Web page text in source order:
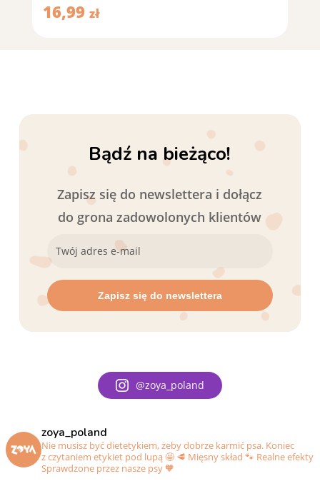
16,99 zł
Bądź na bieżąco!
Zapisz się do newslettera i dołącz
do grona zadowolonych klientów
@zoya_poland
zoya_poland
Nie musisz być dietetykiem, żeby dobrze karmić psa. Koniec
z czytaniem etykiet pod lupą 🤩🥩 Mięsny skład 🐾 Realne efekty
Sprawdzone przez nasze psy 🧡